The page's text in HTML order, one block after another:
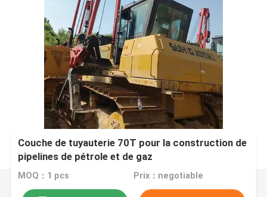
Couche de tuyauterie 70T pour la construction de
pipelines de pétrole et de gaz
MOQ：1 pcs Prix：negotiable